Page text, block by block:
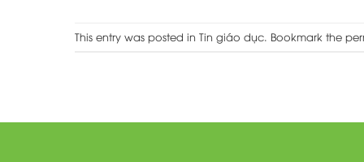
This entry was posted in Tin giáo dục. Bookmark the